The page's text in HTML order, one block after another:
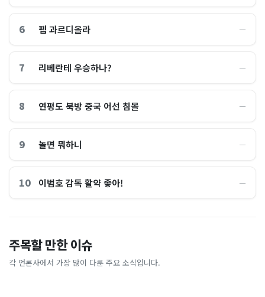
6 펩 과르디올라 ―
7 리베란테 우승하나? ―
8 연평도 북방 중국 어선 침몰 ―
9 놀면 뭐하니 ―
10 이범호 감독 활약 좋아! ―
주목할 만한 이슈
각 언론사에서 가장 많이 다룬 주요 소식입니다.
홈플러스, 2000억원으로 '시
간'을 샀다
비즈워치
왜?매일경제
[날씨] 오늘 밤 또 내린다...내
륙 중심 최대 150mm
졌다...국산 53개 중소기업이